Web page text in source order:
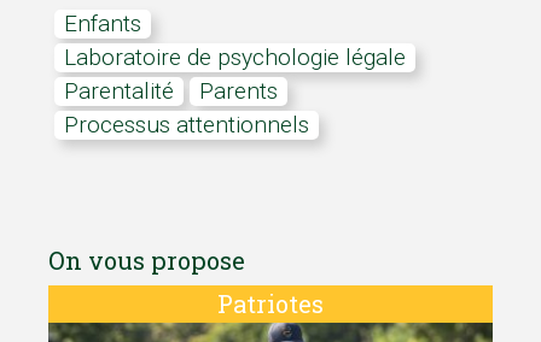
Enfants
Laboratoire de psychologie légale
Parentalité
Parents
Processus attentionnels
On vous propose
Patriotes